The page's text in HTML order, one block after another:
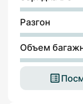
Разгон
Объем